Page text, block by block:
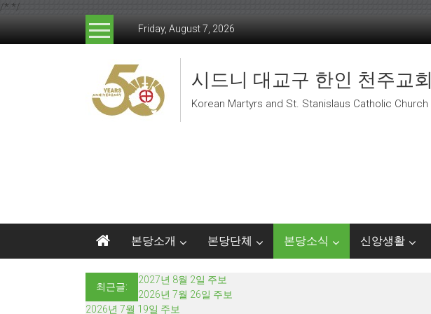
/* */
Friday, August 7, 2026
시드니 대교구 한인 천주교회
Korean Martyrs and St. Stanislaus Catholic Church
본당소개 본당단체 본당소식 신앙생활
최근글:
2027년 8월 2일 주보
2026년 7월 26일 주보
2026년 7월 19일 주보